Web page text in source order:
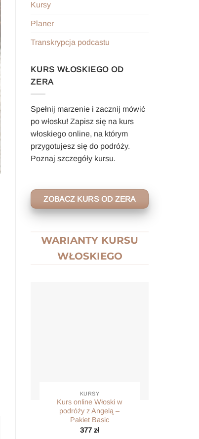
Kursy
Planer
Transkrypcja podcastu
KURS WŁOSKIEGO OD
ZERA
Spełnij marzenie i zacznij mówić
po włosku! Zapisz się na kurs
włoskiego online, na którym
przygotujesz się do podróży.
Poznaj szczegóły kursu.
ZOBACZ KURS OD ZERA
WARIANTY KURSU
WŁOSKIEGO
KURSY
Kurs online Włoski w
podróży z Angelą –
Pakiet Basic
377zł